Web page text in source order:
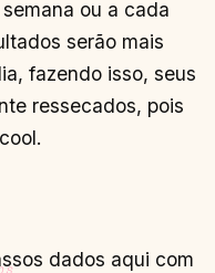
ou a cada
serão mais
fazendo isso, seus
ressecados, pois
dados aqui com